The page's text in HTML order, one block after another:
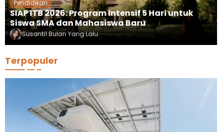
Pendidikan
SIAP ITB 2026: Program Intensif 5 Hari untuk
Siswa SMA dan Mahasiswa Baru
Susanti1 Bulan Yang Lalu
Terpopuler